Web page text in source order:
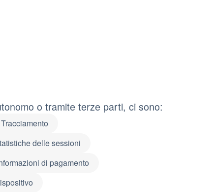
o tramite terze parti, ci sono:
delle sessioni
di pagamento